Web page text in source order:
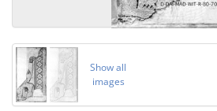
Show all
images